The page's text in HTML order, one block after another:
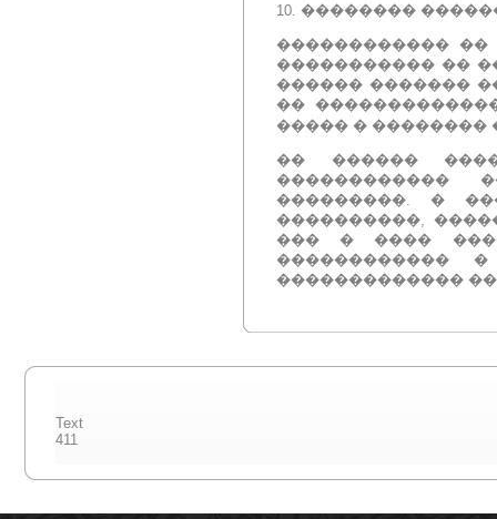
10. ��������
������������
����������� ��
������ �������
��
����� � ��������
�� ������
������������
���������. �
����������,
��� � ����
������������ �
�������������
Text
411